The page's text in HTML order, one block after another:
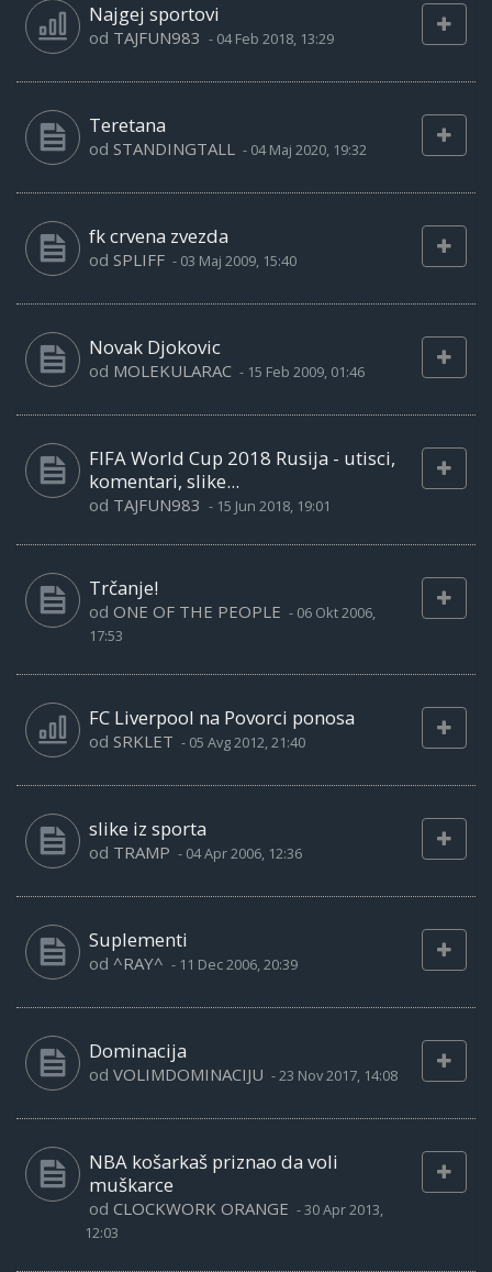
Najgej sportovi
od TAJFUN983 - 04 Feb 2018, 13:29
Teretana
od STANDINGTALL - 04 Maj 2020, 19:32
fk crvena zvezda
od SPLIFF - 03 Maj 2009, 15:40
Novak Djokovic
od MOLEKULARAC - 15 Feb 2009, 01:46
FIFA World Cup 2018 Rusija - utisci,
komentari, slike...
od TAJFUN983 - 15 Jun 2018, 19:01
Trčanje!
od ONE OF THE PEOPLE - 06 Okt 2006,
17:53
FC Liverpool na Povorci ponosa
od SRKLET - 05 Avg 2012, 21:40
slike iz sporta
od TRAMP - 04 Apr 2006, 12:36
Suplementi
od ^RAY^ - 11 Dec 2006, 20:39
Dominacija
od VOLIMDOMINACIJU -23 Nov 2017, 14:08
NBA košarkaš priznao da voli
muškarce
od CLOCKWORK ORANGE -30 Apr 2013,
12:03